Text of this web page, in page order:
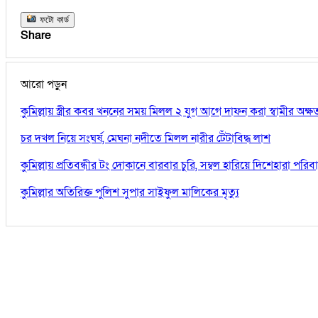
ফটো কার্ড
Share
আরো পড়ুন
কুমিল্লায় স্ত্রীর কবর খননের সময় মিলল ২ যুগ আগে দাফন করা স্বামীর
চর দখল নিয়ে সংঘর্ষ, মেঘনা নদীতে মিলল নারীর টেঁটাবিদ্ধ লাশ
কুমিল্লায় প্রতিবন্ধীর টং দোকানে বারবার চুরি, সম্বল হারিয়ে দিশেহারা
কুমিল্লার অতিরিক্ত পুলিশ সুপার সাইফুল মালিকের মৃত্যু